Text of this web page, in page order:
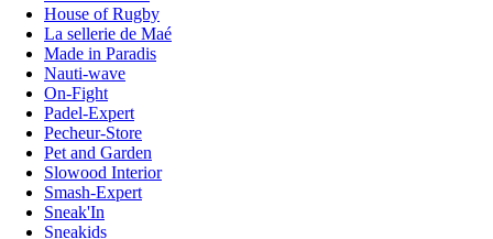
House of Rugby
La sellerie de Maé
Made in Paradis
Nauti-wave
On-Fight
Padel-Expert
Pecheur-Store
Pet and Garden
Slowood Interior
Smash-Expert
Sneak'In
Sneakids